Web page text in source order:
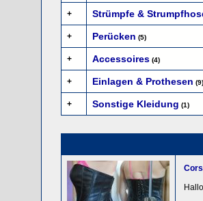
+ Strümpfe &
+ Perücken (5)
+ Accessoires (4)
+ Einlagen & Prothesen (9)
+ Sonstige Kleidung (1)